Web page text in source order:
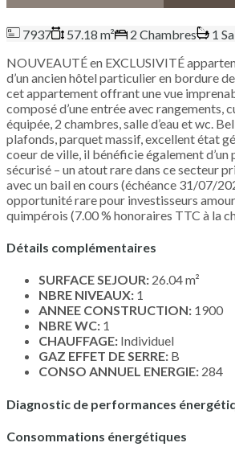
7937 57.18 m² 2 Chambres
1
NOUVEAUTÉ en EXCLUSIVITÉ
d’un ancien hôtel particulier en bordure
cet appartement offrant une vue
composé d’une entrée avec rangements,
équipée, 2 chambres, salle d’eau et wc.
plafonds, parquet massif, excellent état
coeur de ville, il bénéficie également
sécurisé – un atout rare dans ce secteur
avec un bail en cours (échéance 31/07/
opportunité rare pour investisseurs
quimpérois (7.00 % honoraires TTC à la
Détails complémentaires
SURFACE SEJOUR: 26.04 m²
NBRE NIVEAUX: 1
ANNEE CONSTRUCTION: 1900
NBRE WC: 1
CHAUFFAGE: Individuel
GAZ EFFET DE SERRE: B
CONSO ANNUEL ENERGIE: 284
Diagnostic de performances
Consommations énergétiques